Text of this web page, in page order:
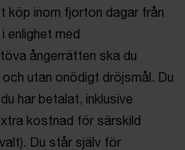
köp inom fjorton dagar från
enlighet med
ångerrätten ska du
utan onödigt dröjsmål. Du
har betalat, inklusive
kostnad för särskild
Du står själv för